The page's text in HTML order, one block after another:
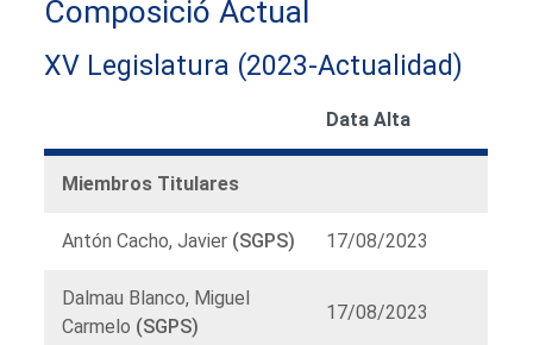
Composició Actual
XV Legislatura (2023-Actualidad)
Data Alta
Miembros Titulares
Antón Cacho, Javier (SGPS) 17/08/2023
Dalmau Blanco, Miguel
Carmelo (SGPS)
17/08/2023